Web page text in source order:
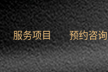
服务项目 预约咨询